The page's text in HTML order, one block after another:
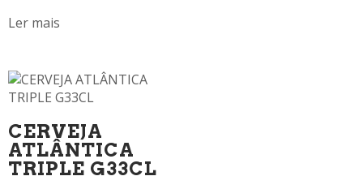
Ler mais
CERVEJA
ATLÂNTICA
TRIPLE G33CL